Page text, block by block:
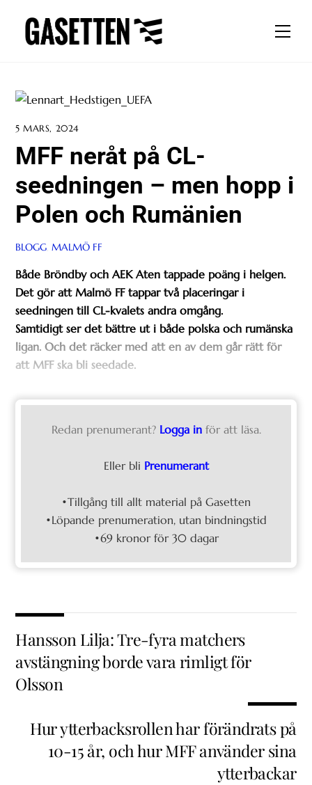
content
5 MARS, 2024
MFF neråt på CL-
seedningen – men hopp i
Polen och Rumänien
BLOGG MALMÖ FF
Både Bröndby och AEK Aten tappade poäng i helgen.
Det gör att Malmö FF tappar två placeringar i
seedningen till CL-kvalets andra omgång.
Samtidigt ser det bättre ut i både polska och rumänska
ligan. Och det räcker med att en av dem går rätt för
att MFF ska bli seedade.
Redan prenumerant? Logga in för att läsa.
Eller bli Prenumerant
•Tillgång till allt material på Gasetten
•Löpande prenumeration, utan bindningstid
•69 kronor för 30 dagar
Hansson Lilja: Tre-fyra matchers
avstängning borde vara rimligt för
Olsson
Hur ytterbacksrollen har förändrats på
10-15 år, och hur MFF använder sina
ytterbackar